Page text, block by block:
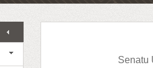
Senatu